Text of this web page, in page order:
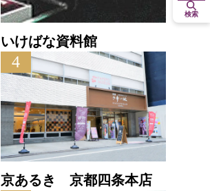
いけばな資料館
4
京あるき 京都四条本店
検索